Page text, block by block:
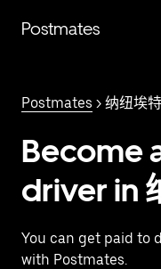
Postmates
Postmates > 纳纽埃特
Become
driver in
You can get paid to
with Postmates.